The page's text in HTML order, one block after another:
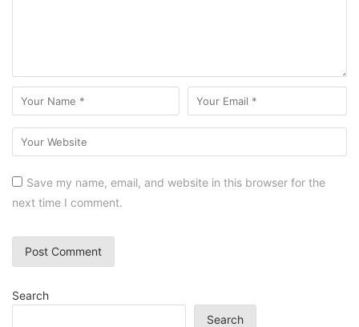
Save my name, email, and website in this browser for the
next time I comment.
Search
Search